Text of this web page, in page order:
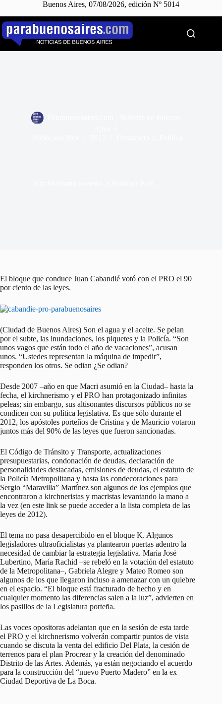
Buenos Aires, 07/08/2026, edición Nº 5014
Saltar
contenido
El bloque que conduce Juan Cabandié votó con el PRO el 90
por ciento de las leyes.
(Ciudad de Buenos Aires) Son el agua y el aceite. Se pelan
por el subte, las inundaciones, los piquetes y la Policía. “Son
unos vagos que están todo el año de vacaciones”, acusan
unos. “Ustedes representan la máquina de impedir”,
responden los otros. Se odian ¿Se odian?
Desde 2007 –año en que Macri asumió en la Ciudad– hasta la
fecha, el kirchnerismo y el PRO han protagonizado infinitas
peleas; sin embargo, sus altisonantes discursos públicos no se
condicen con su política legislativa. Es que sólo durante el
2012, los apóstoles porteños de Cristina y de Mauricio votaron
juntos más del 90% de las leyes que fueron sancionadas.
El Código de Tránsito y Transporte, actualizaciones
presupuestarias, condonación de deudas, declaración de
personalidades destacadas, emisiones de deudas, el estatuto de
la Policía Metropolitana y hasta las condecoraciones para
Sergio “Maravilla” Martínez son algunos de los ejemplos que
encontraron a kirchneristas y macristas levantando la mano a
la vez (en este link se puede acceder a la lista completa de las
leyes de 2012).
El tema no pasa desapercibido en el bloque K. Algunos
legisladores ultraoficialistas ya plantearon puertas adentro la
necesidad de cambiar la estrategia legislativa. María José
Lubertino, María Rachid –se rebeló en la votación del estatuto
de la Metropolitana–, Gabriela Alegre y Mateo Romeo son
algunos de los que llegaron incluso a amenazar con un quiebre
en el espacio. “El bloque está fracturado de hecho y en
cualquier momento las diferencias salen a la luz”, advierten en
los pasillos de la Legislatura porteña.
Las voces opositoras adelantan que en la sesión de esta tarde
el PRO y el kirchnerismo volverán compartir puntos de vista
cuando se discuta la venta del edificio Del Plata, la cesión de
terrenos para el plan Procrear y la creación del denominado
Distrito de las Artes. Además, ya están negociando el acuerdo
para la construcción del “nuevo Puerto Madero” en la ex
Ciudad Deportiva de La Boca.